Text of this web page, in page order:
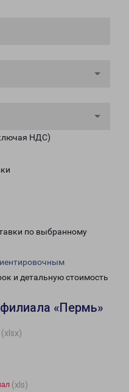
НДС)
по выбранному
и детальную стоимость
«Пермь»
(xlsx)
(xls)